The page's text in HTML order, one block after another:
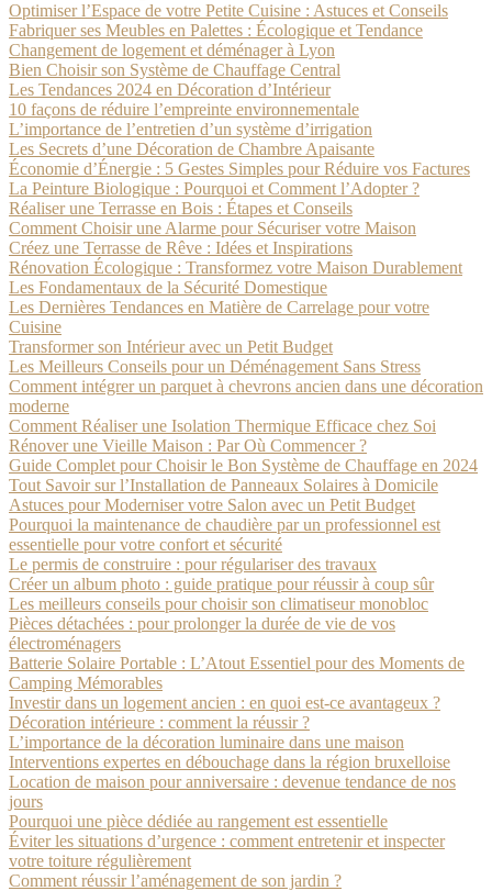
Optimiser l’Espace de votre Petite Cuisine : Astuces et Conseils
Fabriquer ses Meubles en Palettes : Écologique et Tendance
Changement de logement et déménager à Lyon
Bien Choisir son Système de Chauffage Central
Les Tendances 2024 en Décoration d’Intérieur
10 façons de réduire l’empreinte environnementale
L’importance de l’entretien d’un système d’irrigation
Les Secrets d’une Décoration de Chambre Apaisante
Économie d’Énergie : 5 Gestes Simples pour Réduire vos Factures
La Peinture Biologique : Pourquoi et Comment l’Adopter ?
Réaliser une Terrasse en Bois : Étapes et Conseils
Comment Choisir une Alarme pour Sécuriser votre Maison
Créez une Terrasse de Rêve : Idées et Inspirations
Rénovation Écologique : Transformez votre Maison Durablement
Les Fondamentaux de la Sécurité Domestique
Les Dernières Tendances en Matière de Carrelage pour votre
Cuisine
Transformer son Intérieur avec un Petit Budget
Les Meilleurs Conseils pour un Déménagement Sans Stress
Comment intégrer un parquet à chevrons ancien dans une décoration
moderne
Comment Réaliser une Isolation Thermique Efficace chez Soi
Rénover une Vieille Maison : Par Où Commencer ?
Guide Complet pour Choisir le Bon Système de Chauffage en 2024
Tout Savoir sur l’Installation de Panneaux Solaires à Domicile
Astuces pour Moderniser votre Salon avec un Petit Budget
Pourquoi la maintenance de chaudière par un professionnel est
essentielle pour votre confort et sécurité
Le permis de construire : pour régulariser des travaux
Créer un album photo : guide pratique pour réussir à coup sûr
Les meilleurs conseils pour choisir son climatiseur monobloc
Pièces détachées : pour prolonger la durée de vie de vos
électroménagers
Batterie Solaire Portable : L’Atout Essentiel pour des Moments de
Camping Mémorables
Investir dans un logement ancien : en quoi est-ce avantageux ?
Décoration intérieure : comment la réussir ?
L’importance de la décoration luminaire dans une maison
Interventions expertes en débouchage dans la région bruxelloise
Location de maison pour anniversaire : devenue tendance de nos
jours
Pourquoi une pièce dédiée au rangement est essentielle
Éviter les situations d’urgence : comment entretenir et inspecter
votre toiture régulièrement
Comment réussir l’aménagement de son jardin ?